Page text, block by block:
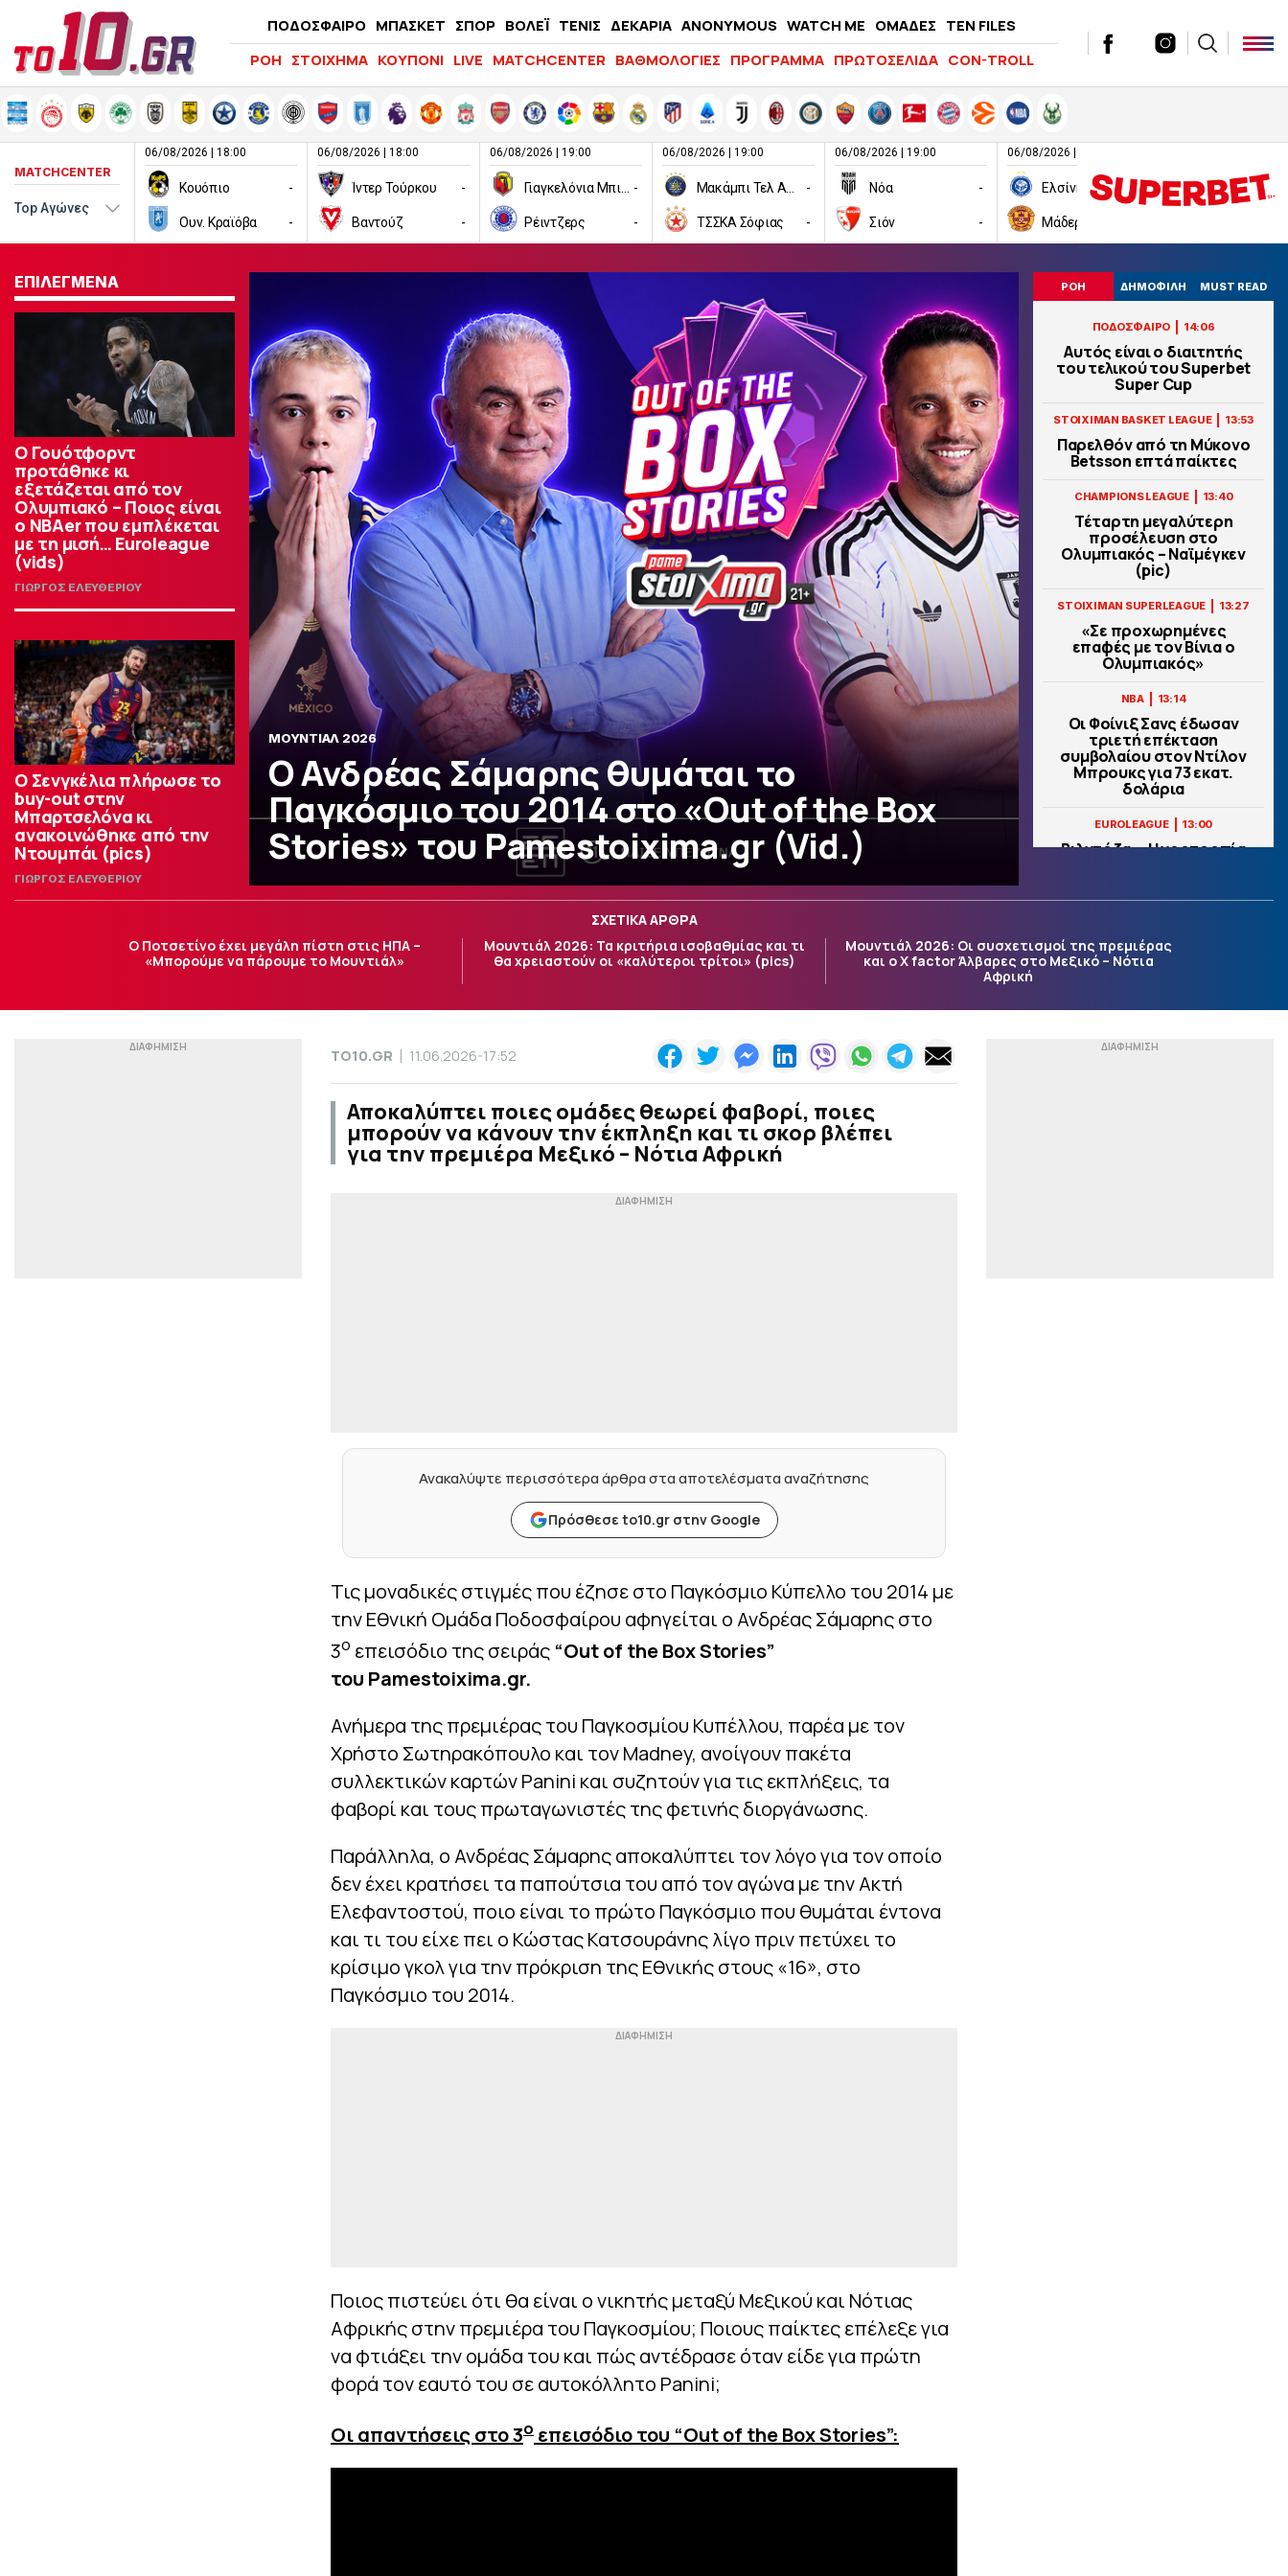
ΠΟΔΟΣΦΑΙΡΟ ΜΠΑΣΚΕΤ ΣΠΟΡ ΒΟΛΕΪ ΤΕΝΙΣ ΔΕΚΑΡΙΑ ANONYMOUS WATCH ME ΟΜΑΔΕΣ TEN FILES
LIFEWITNESS
ΡΟΗ ΣΤΟΙΧΗΜΑ ΚΟΥΠΟΝΙ LIVE MATCHCENTER ΒΑΘΜΟΛΟΓΙΕΣ ΠΡΟΓΡΑΜΜΑ ΠΡΩΤΟΣΕΛΙΔΑ CON-TROLL
MATCHCENTER
06/08/2026 | 18:00
Κουόπιο -
Ουν. Κραϊόβα -
06/08/2026 | 18:00
Ίντερ Τούρκου -
Βαντούζ -
06/08/2026 | 19:00
-
Ρέιντζερς -
06/08/2026 | 19:00
-
ΤΣΣΚΑ Σόφιας -
06/08/2026 | 19:00
Νόα -
Σιόν -
06/08/2026 | 19:00
Ελσίνκι -
Μάδεργουελ
ΕΠΙΛΕΓΜΕΝΑ
Ο Γουότφορντ
προτάθηκε κι
εξετάζεται από τον
Ολυμπιακό – Ποιος είναι
ο ΝΒΑer που εμπλέκεται
με τη μισή… Euroleague
(vids)
ΓΙΩΡΓΟΣ ΕΛΕΥΘΕΡΙΟΥ
Ο Σενγκέλια πλήρωσε το
buy-out στην
Μπαρτσελόνα κι
ανακοινώθηκε από την
Ντουμπάι (pics)
ΓΙΩΡΓΟΣ ΕΛΕΥΘΕΡΙΟΥ
ΜΟΥΝΤΙΑΛ 2026
Ο Ανδρέας Σάμαρης θυμάται το
Παγκόσμιο του 2014 στο «Out of the Box
Stories» του Pamestoixima.gr (Vid.)
ΡΟΗ ΔΗΜΟΦΙΛΗ MUST READ
ΠΟΔΟΣΦΑΙΡΟ 14:06
Αυτός είναι ο διαιτητής
του τελικού του Superbet
Super Cup
STOIXIMAN BASKET LEAGUE 13:53
Παρελθόν από τη Μύκονο
Betsson επτά παίκτες
CHAMPIONS LEAGUE 13:40
Τέταρτη μεγαλύτερη
προσέλευση στο
Ολυμπιακός – Ναϊμέγκεν
(pic)
STOIXIMAN SUPERLEAGUE 13:27
«Σε προχωρημένες
επαφές με τον Βίνια ο
Ολυμπιακός»
NBA 13:14
Οι Φοίνιξ Σανς έδωσαν
τριετή επέκταση
συμβολαίου στον Ντίλον
Μπρουκς για 73 εκατ.
δολάρια
EUROLEAGUE 13:00
Βιλντόζα: «Η νοοτροπία
ακριβή ομάδα» (vid)
Με τα γκολ στην Τούμπα
και τον «killer» Παυλίδη!
STOIXIMAN SUPERLEAGUE | 12:31
επιστροφή του
ΣΧΕΤΙΚΑ ΑΡΘΡΑ
Ο Ποτσετίνο έχει μεγάλη πίστη στις ΗΠΑ –
«Μπορούμε να πάρουμε το Μουντιάλ»
Μουντιάλ 2026: Τα κριτήρια ισοβαθμίας και τι
θα χρειαστούν οι «καλύτεροι τρίτοι» (pics)
Μουντιάλ 2026: Οι συσχετισμοί της πρεμιέρας
και ο X factor Άλβαρες στο Μεξικό – Νότια
Αφρική
TO10.GR 11.06.2026-17:52
Αποκαλύπτει ποιες ομάδες θεωρεί φαβορί, ποιες
μπορούν να κάνουν την έκπληξη και τι σκορ βλέπει
για την πρεμιέρα Μεξικό – Νότια Αφρική
Ανακαλύψτε περισσότερα άρθρα στα αποτελέσματα αναζήτησης
Πρόσθεσε to10.gr στην Google
Τις μοναδικές στιγμές που έζησε στο Παγκόσμιο Κύπελλο του 2014 με
την Εθνική Ομάδα Ποδοσφαίρου αφηγείται ο Ανδρέας Σάμαρης στο
3ο επεισόδιο της σειράς “Outof theBoxStories”
του Pamestoixima.gr.
Ανήμερα της πρεμιέρας του Παγκοσμίου Κυπέλλου, παρέα με τον
Χρήστο Σωτηρακόπουλο και τον Madney, ανοίγουν πακέτα
συλλεκτικών καρτών Panini και συζητούν για τις εκπλήξεις, τα
φαβορί και τους πρωταγωνιστές της φετινής διοργάνωσης.
Παράλληλα, ο Ανδρέας Σάμαρης αποκαλύπτει τον λόγο για τον οποίο
δεν έχει κρατήσει τα παπούτσια του από τον αγώνα με την Ακτή
Ελεφαντοστού, ποιο είναι το πρώτο Παγκόσμιο που θυμάται έντονα
και τι του είχε πει ο Κώστας Κατσουράνης λίγο πριν πετύχει το
κρίσιμο γκολ για την πρόκριση της Εθνικής στους «16», στο
Παγκόσμιο του 2014.
Ποιος πιστεύει ότι θα είναι ο νικητής μεταξύ Μεξικού και Νότιας
Αφρικής στην πρεμιέρα του Παγκοσμίου; Ποιους παίκτες επέλεξε για
να φτιάξει την ομάδα του και πώς αντέδρασε όταν είδε για πρώτη
φορά τον εαυτό του σε αυτοκόλλητο Panini;
Οι απαντήσεις στο 3ο επεισόδιο του “Outof theBoxStories”: